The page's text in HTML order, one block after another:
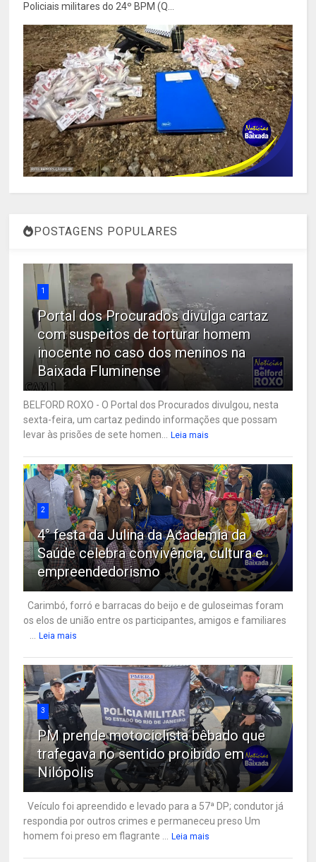
Policiais militares do 24º BPM (Q...
POSTAGENS POPULARES
1
Portal dos Procurados divulga cartaz
com suspeitos de torturar homem
inocente no caso dos meninos na
Baixada Fluminense
BELFORD ROXO - O Portal dos Procurados divulgou, nesta
sexta-feira, um cartaz pedindo informações que possam
levar às prisões de sete homen...
Leia mais
2
4° festa da Julina da Academia da
Saúde celebra convivência, cultura e
empreendedorismo
Carimbó, forró e barracas do beijo e de guloseimas foram
os elos de união entre os participantes, amigos e familiares
Leia mais
3
PM prende motociclista bêbado que
trafegava no sentido proibido em
Nilópolis
Veículo foi apreendido e levado para a 57ª DP; condutor já
respondia por outros crimes e permaneceu preso Um
homem foi preso em flagrante ...
Leia mais